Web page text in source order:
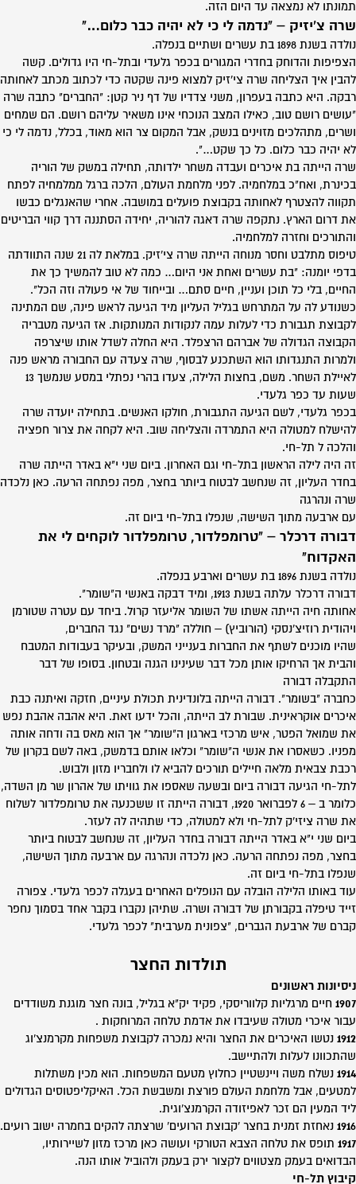
תמונתו לא נמצאה עד היום הזה.
שרה צ'יזיק – "נדמה לי כי לא יהיה כבר כלום…"
נולדה בשנת 1898 בת עשרים ושתיים בנפלה.
הצפיפות והדוחק בחדרי המגורים בכפר גלעדי ובתל-חי היו גדולים. קשה
להבין איך הצליחה שרה צי'זיק למצוא פינה שקטה כדי לכתוב מכתב לאחותה
רבקה. היא כתבה בעפרון, משני צדדיו של דף ניר קטן: "החברים" כתבה שרה
"עושים רושם טוב, כאילו המצב הנוכחי אינו משאיר עליהם רושם. הם שמחים
ושרים, מתהלכים מזוינים בנשק, אבל המקום צר הוא מאוד, בכלל, נדמה לי כי
לא יהיה כבר כלום. כל כך שקט…".
שרה הייתה בת איכרים ועבדה משחר ילדותה, תחילה במשק של הוריה
בכינרת, ואח"כ במלחמיה. לפני מלחמת העולם, הלכה ברגל ממלמחיה לפתח
תקווה להצטרף לאחותה בקבוצת פועלים במושבה. אחרי שהאנגלים כבשו
את דרום הארץ. נתקפה שרה דאגה להוריה, יחידה הסתננה דרך קווי הבריטים
והתורכים וחזרה למלחמיה.
טיפוס מתלבט וחסר מנוחה הייתה שרה צי'זיק. במלאת לה 21 שנה התוודתה
בדפי יומנה: "בת עשרים ואחת אני היום… כמה לא טוב להמשיך כך את
החיים, בלי כל תוכן ועניין, חיים סתם… ובייחוד של אי פעולה וזה הכל".
כשנודע לה על המתרחש בגליל העליון מיד הגיעה לראש פינה, שם המתינה
לקבוצת תגבורת כדי לעלות עמה לנקודות המנותקות. אז הגיעה מטבריה
הקבוצה הגדולה של אברהם הרצפלד. היא החלה לשדל אותו שיצרפה
ולמרות התנגדותו הוא השתכנע לבסוף, שרה צעדה עם החבורה מראש פנה
לאיילת השחר. משם, בחצות הלילה, צעדו בהרי נפתלי במסע שנמשך 13
שעות עד כפר גלעדי.
בכפר גלעדי, לשם הגיעה התגבורת, חולקו האנשים. בתחילה יועדה שרה
להישלח למטולה היא התמרדה והצליחה שוב. היא לקחה את צרור חפציה
והלכה ל תל-חי.
זה היה לילה הראשון בתל-חי וגם האחרון. ביום שני י"א באדר הייתה שרה
בחדר העליון, זה שנחשב לבטוח ביותר בחצר, מפה נפתחה הרעה. כאן נלכדה
שרה ונהרגה
עם ארבעה מתוך השישה, שנפלו בתל-חי ביום זה.
דבורה דרכלר – "טרומפלדור, טרומפלדור לוקחים לי את
האקדוח"
נולדה בשנת 1896 בת עשרים וארבע בנפלה.
דבורה דרכלר עלתה בשנת 1913, ומיד דבקה באנשי ה"שומר".
אחותה חיה הייתה אשתו של השומר אליעזר קרול. ביחד עם עטרה שטורמן
ויהודית רוזיצ'נסקי (הורוביץ) – חוללה "מרד נשים" נגד החברים,
שהיו מוכנים לשתף את החברות בענייני המשק, ובעיקר בעבודות המטבח
והבית אך הרחיקו אותן מכל דבר שעינינו הגנה ובטחון. בסופו של דבר
התקבלה דבורה
כחברה "בשומר". דבורה הייתה בלונדינית תכולת עיניים, חזקה ואיתנה כבת
איכרים אוקראינית. שבורת לב הייתה, והכל ידעו זאת. היא אהבה אהבת נפש
את שמואל הפטר, איש מרכזי בארגון ה"שומר" אך הוא מאס בה ודחה אותה
מפניו. כשאסרו את אנשי ה"שומר" וכלאו אותם בדמשק, באה לשם בקרון של
רכבת צבאית מלאה חיילים תורכים להביא לו ולחבריו מזון ולבוש.
לתל-חי הגיעה דבורה ביום ובשעה שאספו את גוויתו של אהרון שר מן השדה,
כלומר ב – 6 לפברואר 1920, דבורה הייתה זו ששכנעה את טרומפלדור לשלוח
את שרה ציזי'ק לתל-חי ולא למטולה, כדי שתהיה לה לעזר.
ביום שני י"א באדר הייתה דבורה בחדר העליון, זה שנחשב לבטוח ביותר
בחצר, מפה נפתחה הרעה. כאן נלכדה ונהרגה עם ארבעה מתוך השישה,
שנפלו בתל-חי ביום זה.
עוד באותו הלילה הובלה עם הנופלים האחרים בעגלה לכפר גלעדי. צפורה
זייד טיפלה בקבורתן של דבורה ושרה. שתיהן נקברו בקבר אחד בסמוך נחפר
קברם של ארבעת הגברים, "צפונית מערבית" לכפר גלעדי.
תולדות החצר
ניסיונות ראשונים
1907 חיים מרגליות קלווריסקי, פקיד יק"א בגליל, בונה חצר מוגנת משודדים
עבור איכרי מטולה שעיבדו את אדמת טלחה המרוחקות .
1912 נטשו האיכרים את החצר והיא נמכרה לקבוצת משפחות מקרמנצ'וג
שהתכוונו לעלות ולהתיישב.
1914 נשלח משה ויינשטיין כחלוץ מטעם המשפחות. הוא מכין משתלות
למטעים, אבל מלחמת העולם פורצת ומשבשת הכל. האיקליפטוסים הגדולים
ליד המעין הם זכר לאפיזודה הקרמנצ'וגית.
1916 נאחזת זמנית בחצר 'קבוצת הרועים' שרצתה להקים בחמרה ישוב רועים.
1917 תופס את טלחה הצבא הטורקי ועושה כאן מרכז מזון לשיירותיו,
הבדואים בעמק מצטווים לקצור ירק בעמק ולהוביל אותו הנה.
קיבוץ תל-חי